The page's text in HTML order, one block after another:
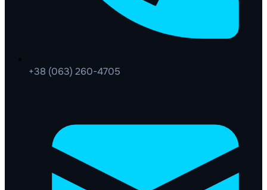
+38 (063) 260-4705